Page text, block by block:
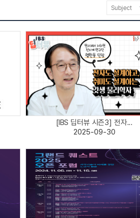
[IBS 딥터뷰 시즌3] 전자...
2025-09-30